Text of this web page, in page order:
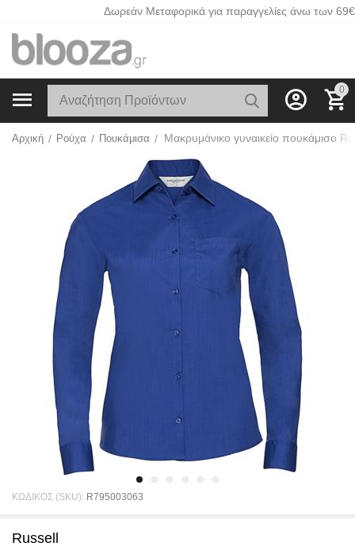
Δωρεάν Μεταφορικά για παραγγελίες άνω των 69€
0
Αρχική / Ρούχα / Πουκάμισα /
ΚΩΔΙΚΟΣ (SKU): R795003063
Russell